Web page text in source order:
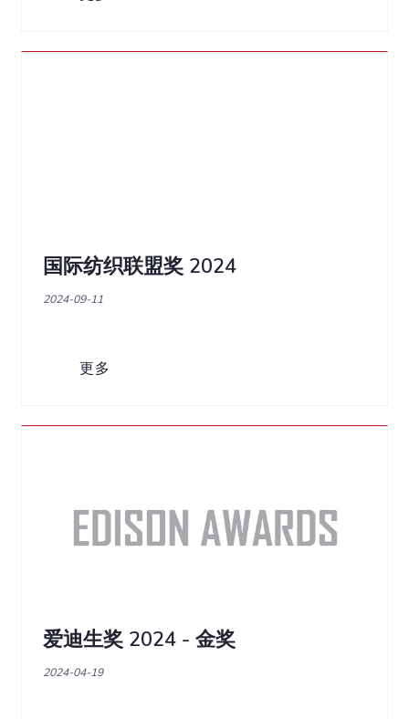
国际纺织联盟奖 2024
2024-09-11
更多
爱迪生奖 2024 - 金奖
2024-04-19